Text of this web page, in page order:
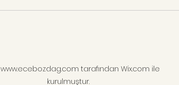
İTİŞ
www.ecebozdag.com tarafından Wix.com ile
kurulmuştur.